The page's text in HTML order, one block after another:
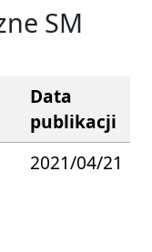
SM
Data
publikacji
2021/04/21